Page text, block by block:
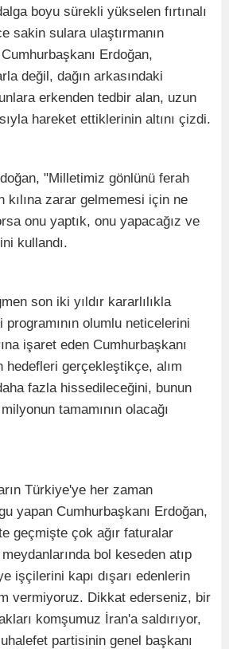
boyu sürekli yükselen fırtınalı
sakin sulara ulaştırmanın
Erdoğan,
değil, dağın arkasındaki
erkenden tedbir alan, uzun
hareket ettiklerinin altını çizdi.
"Milletimiz gönlünü ferah
kılına zarar gelmemesi için ne
onu yaptık, onu yapacağız ve
kullandı.
son iki yıldır kararlılıkla
programının olumlu neticelerini
işaret eden Cumhurbaşkanı
hedefleri gerçekleştikçe, alım
fazla hissedileceğini, bunun
tamamının olacağı
Türkiye'ye her zaman
yapan Cumhurbaşkanı Erdoğan,
geçmişte çok ağır faturalar
bol keseden atıp
işçilerini kapı dışarı edenlerin
vermiyoruz. Dikkat ederseniz, bir
komşumuz İran'a saldırıyor,
partisinin genel başkanı